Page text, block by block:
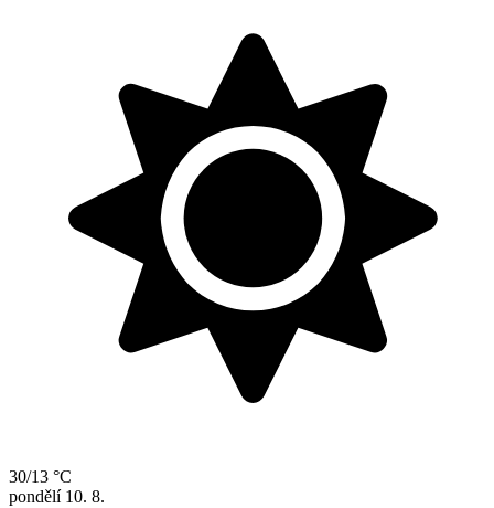
30/13 °C
pondělí 10. 8.